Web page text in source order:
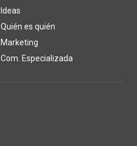
Ideas
Quién es quién
Marketing
Com. Especializada